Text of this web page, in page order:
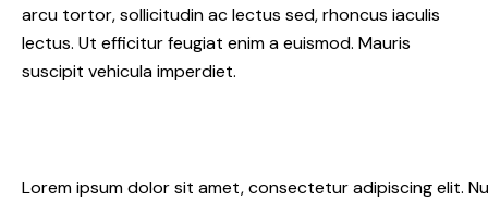
arcu tortor, sollicitudin ac lectus sed, rhoncus iaculis
lectus. Ut efficitur feugiat enim a euismod. Mauris
suscipit vehicula imperdiet.
Lorem ipsum dolor sit amet, consectetur adipiscing elit.